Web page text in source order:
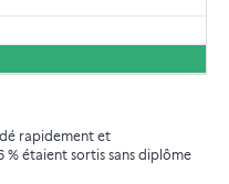
rapidement et
étaient sortis sans diplôme